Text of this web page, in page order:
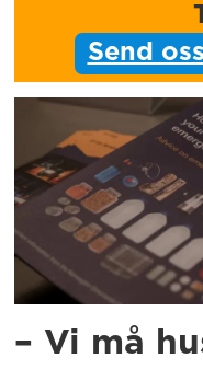
Send
– Vi må